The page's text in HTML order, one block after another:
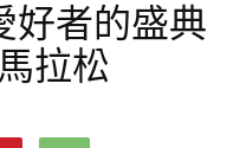
好者的盛典
拉松